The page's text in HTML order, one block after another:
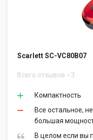
Scarlett SC-VC80B07
Всего отзывов 3
Компактность
Все остальное,
большая
В целом если вы